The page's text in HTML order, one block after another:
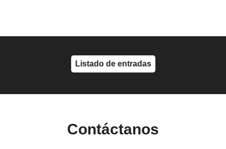
Listado de entradas
Contáctanos